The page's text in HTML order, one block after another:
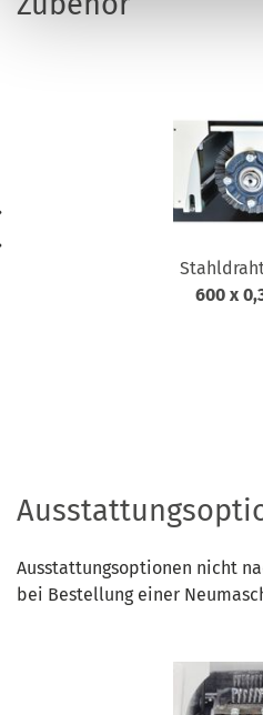
600 x
Ausstattungsoptionen nicht
bei Bestellung einer